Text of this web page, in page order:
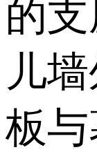
的
儿
板与